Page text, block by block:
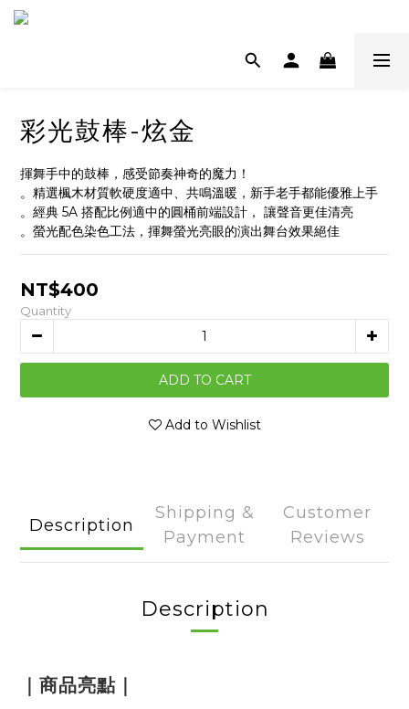
彩光鼓棒-炫金
揮舞手中的鼓棒，感受節奏神奇的魔力！
。精選楓木材質軟硬度適中、共鳴溫暖，新手老手都能優雅上手
。經典 5A 搭配比例適中的圓桶前端設計， 讓聲音更佳清亮
。螢光配色染色工法，揮舞螢光亮眼的演出舞台效果絕佳
NT$400
Quantity
ADD TO CART
Add to Wishlist
Description
Shipping &
Payment
Customer
Reviews
Description
｜商品亮點｜